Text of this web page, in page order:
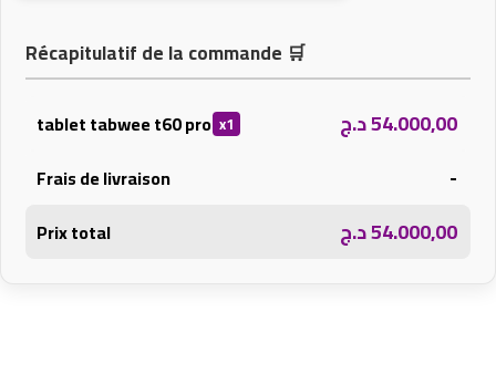
Récapitulatif de la commande 🛒
tablet tabwee t60 pro x1 54.000,00د.ج
Frais de livraison -
Prix total 54.000,00د.ج